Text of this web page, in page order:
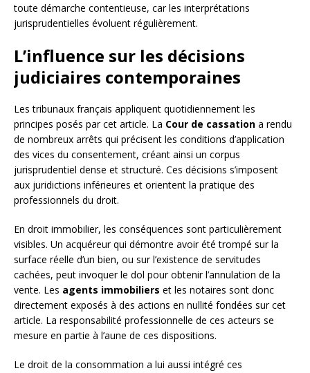
toute démarche contentieuse, car les interprétations
jurisprudentielles évoluent régulièrement.
L’influence sur les décisions
judiciaires contemporaines
Les tribunaux français appliquent quotidiennement les
principes posés par cet article. La Cour de cassation a rendu
de nombreux arrêts qui précisent les conditions d’application
des vices du consentement, créant ainsi un corpus
jurisprudentiel dense et structuré. Ces décisions s’imposent
aux juridictions inférieures et orientent la pratique des
professionnels du droit.
En droit immobilier, les conséquences sont particulièrement
visibles. Un acquéreur qui démontre avoir été trompé sur la
surface réelle d’un bien, ou sur l’existence de servitudes
cachées, peut invoquer le dol pour obtenir l’annulation de la
vente. Les agents immobiliers et les notaires sont donc
directement exposés à des actions en nullité fondées sur cet
article. La responsabilité professionnelle de ces acteurs se
mesure en partie à l’aune de ces dispositions.
Le droit de la consommation a lui aussi intégré ces